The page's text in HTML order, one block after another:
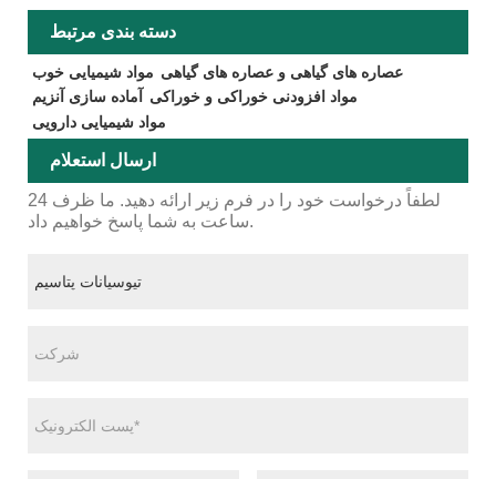
دسته بندی مرتبط
مواد شیمیایی خوب عصاره های گیاهی و عصاره های گیاهی
آماده سازی آنزیم
مواد افزودنی خوراکی و خوراکی
مواد شیمیایی دارویی
ارسال استعلام
لطفاً درخواست خود را در فرم زیر ارائه دهید. ما ظرف 24
ساعت به شما پاسخ خواهیم داد.